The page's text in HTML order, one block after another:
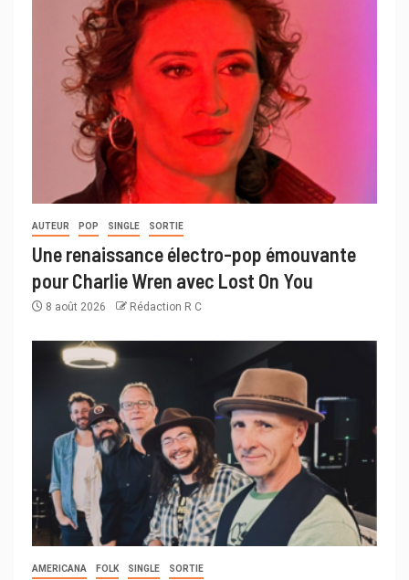
AUTEUR POP SINGLE SORTIE
Une renaissance électro-pop émouvante
pour Charlie Wren avec Lost On You
8 août 2026 Rédaction R C
AMERICANA FOLK SINGLE SORTIE